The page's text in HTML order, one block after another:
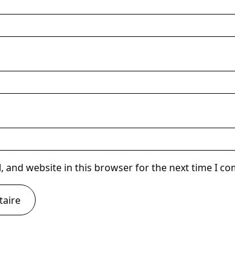
and website in this browser for the next time I